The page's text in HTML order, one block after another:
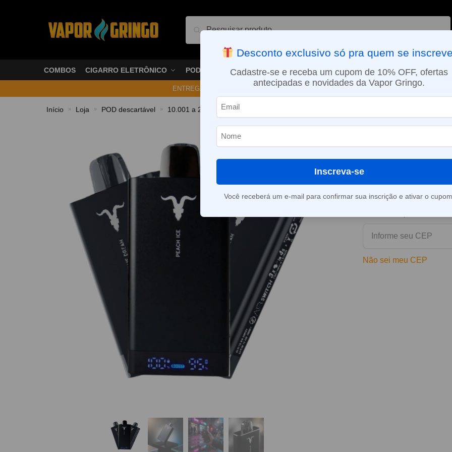
Pesquisar
COMBOS CIGARRO ELETRÔNICO PODS VAPORIZADOR DE ERVAS E-LIQUÍDOS NICOTINA ORAL
ENTREGA NO MESMO DIA EM SÃO PAULO (SEG A SEX): PEDIDOS APROVADOS ATÉ
Início » Loja » POD descartável » 10.001 a 20.000 Puffs
Pod
Black –
Este produto está fora
Consultar prazo e valor
Não sei meu CEP
Desconto exclusivo só pra quem se
Cadastre-se e receba um cupom de 10% OFF, ofertas
antecipadas e novidades da Vapor Gringo.
Inscreva-se
Você receberá um e-mail para confirmar sua inscrição e ativar o